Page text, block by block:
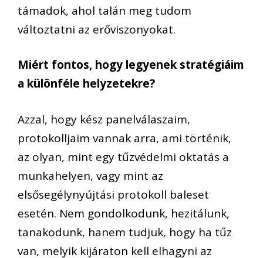
támadok, ahol talán meg tudom
változtatni az erőviszonyokat.
Miért fontos, hogy legyenek stratégiáim
a különféle helyzetekre?
Azzal, hogy kész panelválaszaim,
protokolljaim vannak arra, ami történik,
az olyan, mint egy tűzvédelmi oktatás a
munkahelyen, vagy mint az
elsősegélynyújtási protokoll baleset
esetén. Nem gondolkodunk, hezitálunk,
tanakodunk, hanem tudjuk, hogy ha tűz
van, melyik kijáraton kell elhagyni az